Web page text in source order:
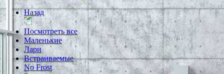
Назад
Посмотреть все
Маленькие
Лари
Встраиваемые
No Frost